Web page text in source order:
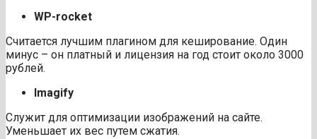
WP-rocket
Считается лучшим плагином для кеширование. Один
минус – он платный и лицензия на год стоит около 3000
рублей.
Imagify
Служит для оптимизации изображений на сайте.
Уменьшает их вес путем сжатия.